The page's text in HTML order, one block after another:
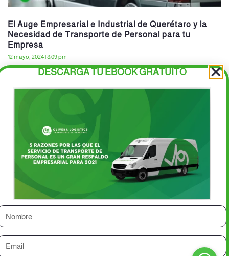
El Auge Empresarial e Industrial de Querétaro y la
Necesidad de Transporte de Personal para tu
Empresa
12 mayo, 2024 8:09 pm
Querétaro se ha convertido en un epicentro de crecimiento
empresarial e industrial. Con una ubicación estratégica y
Blvr. Camino Real de Carretas
502, piso 1, Milenio III,
Querétaro.
(442) 222 8115
Inicio
Contacto
Solicita una
cotización
DESCARGA TU EBOOK GRATUITO